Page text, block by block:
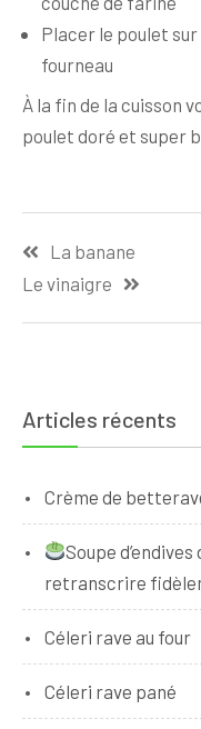
Placer le poulet
fourneau
À la fin de la cuisson
poulet doré et super
La banane
Le vinaigre
Articles récents
Crème de
Soupe
retranscrire
Céleri rave au four
Céleri rave pané